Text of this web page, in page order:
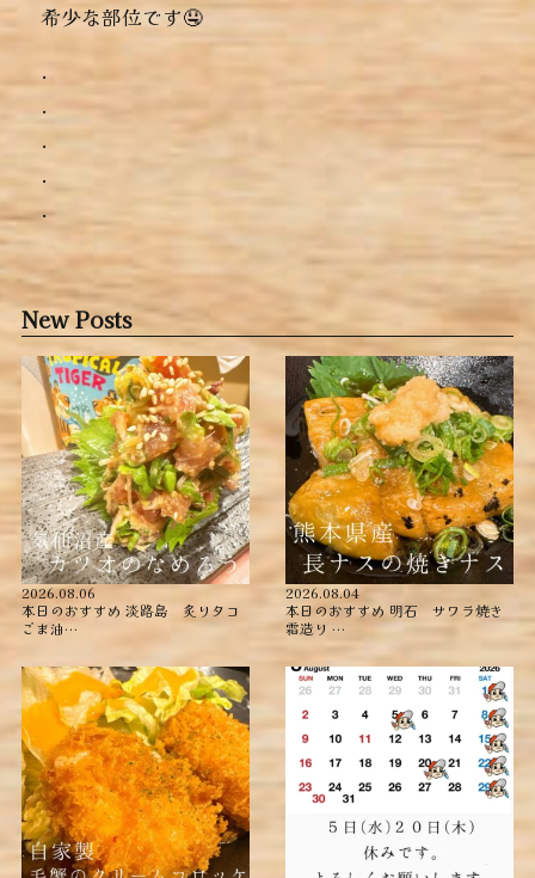
希少な部位です🤤
.
.
.
.
.
New Posts
2026.08.06
本日のおすすめ ︎淡路島 炙りタコ
ごま油…
2026.08.04
本日のおすすめ ︎明石 サワラ焼き
霜造り …